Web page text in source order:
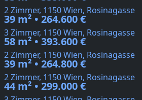
2 Zimmer, 1150 Wien, Rosinagasse
39 m² • 264.600 €
3 Zimmer, 1150 Wien, Rosinagasse
58 m² • 393.600 €
2 Zimmer, 1150 Wien, Rosinagasse
39 m² • 264.800 €
2 Zimmer, 1150 Wien, Rosinagasse
44 m² • 299.000 €